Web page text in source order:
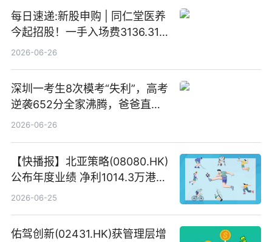
每日速递:新股申购 | 同仁堂医养
今起招股！一手入场费3136.31
港元
2026-06-26
深圳一考生8次模考“失利”，高考
逆袭652分全家沸腾，爸爸直呼
“没查错吧” 焦点简讯
2026-06-26
【快播报】北亚策略(08080.HK)
公布年度业绩 净利1014.3万港元
同比扭亏为盈
2026-06-25
佑驾创新(02431.HK)获管理层增